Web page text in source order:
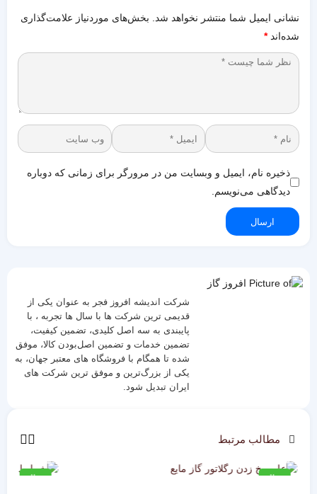
نشانی ایمیل شما منتشر نخواهد شد. بخش‌های موردنیاز علامت‌گذاری
شده‌اند*
ذخیره نام، ایمیل و وبسایت من در مرورگر برای زمانی که دوباره
دیدگاهی می‌نویسم.
ارسال
شرکت اندیشه افروز فجر به عنوان یکی از
قدیمی‌ ترین شرکت ها با سال ها تجربه ، با
پایبندی به سه اصل کلیدی، تضمین کیفیت،
تضمین خدمات و تضمین اصل‌بودن کالا، موفق
شده تا همگام با فروشگاه‌ های معتبر جهان، به
یکی از بزرگ‌ترین و موفق ترین شرکت های
ایران تبدیل شود.
مطالب مرتبط
مقاله
علت یخ زدن رگلاتور گاز مایع چیست؟
مقاله
فراخوان
مایع